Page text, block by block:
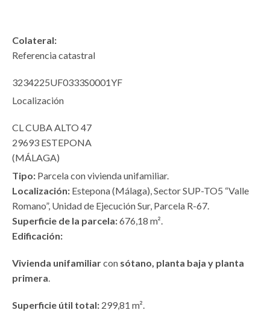
Colateral:
Referencia catastral
3234225UF0333S0001YF
Localización
CL CUBA ALTO 47
29693 ESTEPONA
(MÁLAGA)
Tipo: Parcela con vivienda unifamiliar.
Localización: Estepona (Málaga), Sector SUP-TO5 “Valle
Romano”, Unidad de Ejecución Sur, Parcela R-67.
Superficie de la parcela:676,18 m².
Edificación:
Vivienda unifamiliarcon sótano, planta baja y planta
primera.
Superficie útil total: 299,81 m².